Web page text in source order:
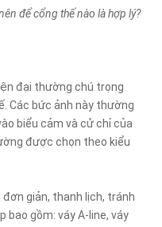
để cổng thế nào là hợp lý?
đại thường chú trọng
Các bức ảnh này thường
biểu cảm và cử chỉ của
được chọn theo kiểu
giản, thanh lịch, tránh
bao gồm: váy A-line, váy